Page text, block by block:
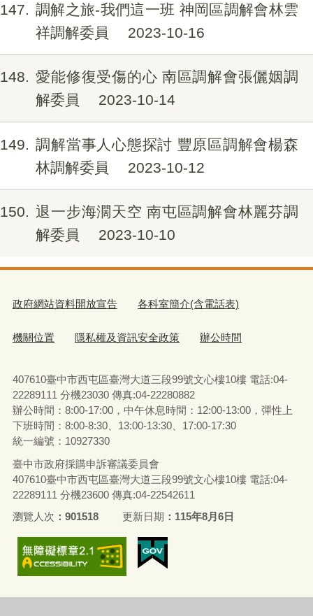
147
調解之旅-我們這一班 神岡區調解會林雲
祥調解委員
2023-10-16
148
愛能修復受傷的心 南區調解會張儷姻調
解委員
2023-10-14
149
調解當事人心態探討 豐原區調解會楊森
林調解委員
2023-10-12
150
退一步海濶天空 南屯區調解會林麗芬調
解委員
2023-10-10
政府網站資料開放宣告 各科室簡介(含電話表)
機關位置 隱私權及資訊安全政策 辦公時間
407610臺中市西屯區臺灣大道三段99號文心樓10樓 電話:04-
22289111 分機23030 傳真:04-22280882
辦公時間：8:00-17:00，中午休息時間：12:00-13:00，彈性上
下班時間：8:00-8:30、13:00-13:30、17:00-17:30
統一編號：10927330
臺中市政府採購申訴審議委員會
407610臺中市西屯區臺灣大道三段99號文心樓10樓 電話:04-
22289111 分機23600 傳真:04-22542611
瀏覽人次
901518 更新日期 115年8月6日